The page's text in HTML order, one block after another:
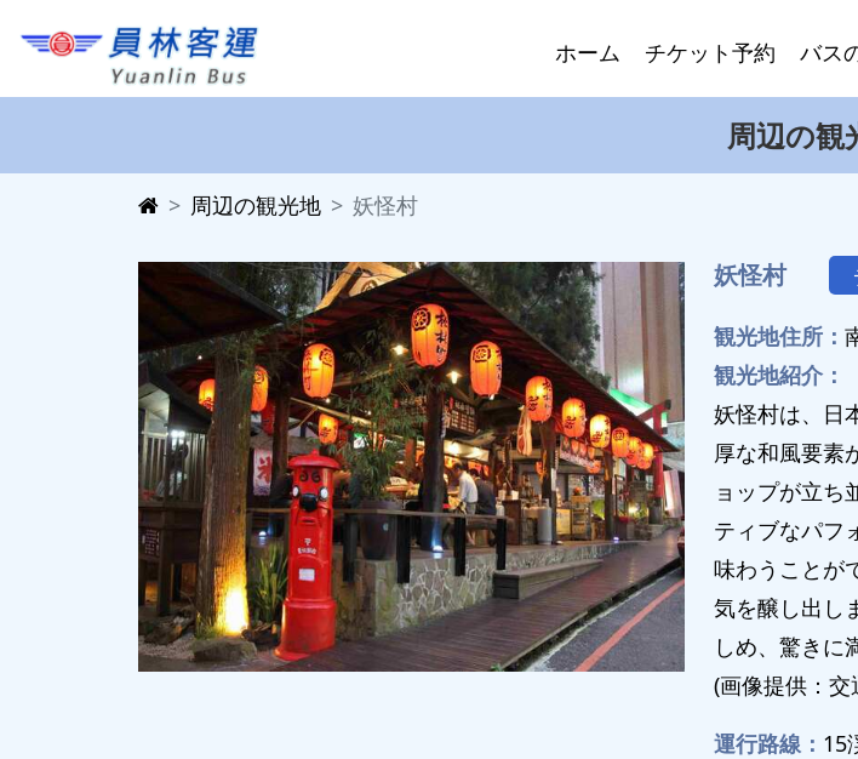
ホーム チケット予約 バス
周辺の観
周辺の観光地 妖怪村
妖怪村
観光地住所：
観光地紹介：
妖怪村は、日
厚な和風要素
ョップが立ち
ティブなパフ
味わうことが
気を醸し出し
しめ、驚きに
(画像提供：
運行路線： 15